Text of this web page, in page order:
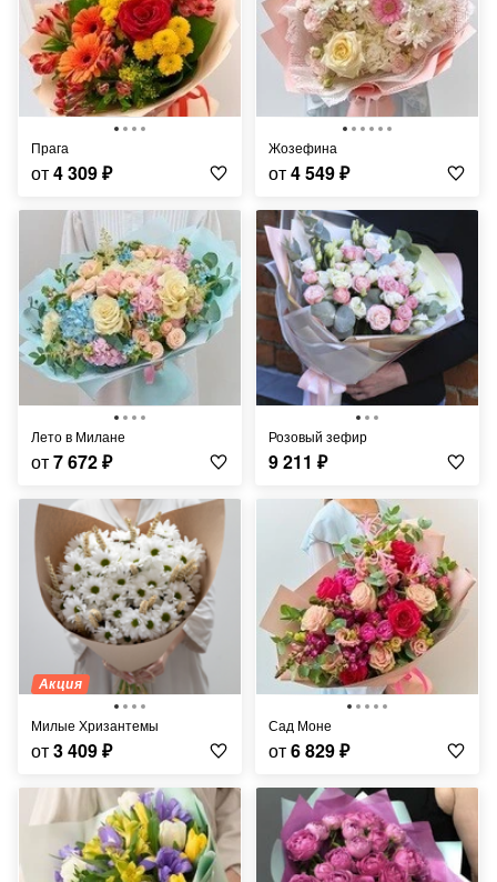
Прага
от4 309₽
Жозефина
от4 549₽
Лето в Милане
от7 672₽
Розовый зефир
9 211 ₽
Акция
Милые Хризантемы
от3 409₽
Сад Моне
от6 829₽